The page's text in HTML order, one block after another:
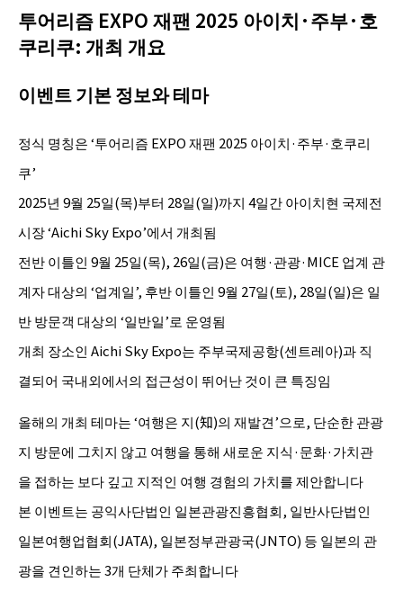
투어리즘 EXPO 재팬 2025 아이치·주부·호
쿠리쿠: 개최 개요
이벤트 기본 정보와 테마
정식 명칭은 ‘투어리즘 EXPO 재팬 2025 아이치·주부·호쿠리
쿠’
2025년 9월 25일(목)부터 28일(일)까지 4일간 아이치현 국제전
시장 ‘Aichi Sky Expo’에서 개최됨
전반 이틀인 9월 25일(목), 26일(금)은 여행·관광·MICE 업계 관
계자 대상의 ‘업계일’, 후반 이틀인 9월 27일(토), 28일(일)은 일
반 방문객 대상의 ‘일반일’로 운영됨
개최 장소인 Aichi Sky Expo는 주부국제공항(센트레아)과 직
결되어 국내외에서의 접근성이 뛰어난 것이 큰 특징임
올해의 개최 테마는 ‘여행은 지(知)의 재발견’으로, 단순한 관광
지 방문에 그치지 않고 여행을 통해 새로운 지식·문화·가치관
을 접하는 보다 깊고 지적인 여행 경험의 가치를 제안합니다
본 이벤트는 공익사단법인 일본관광진흥협회, 일반사단법인
일본여행업협회(JATA), 일본정부관광국(JNTO) 등 일본의 관
광을 견인하는 3개 단체가 주최합니다